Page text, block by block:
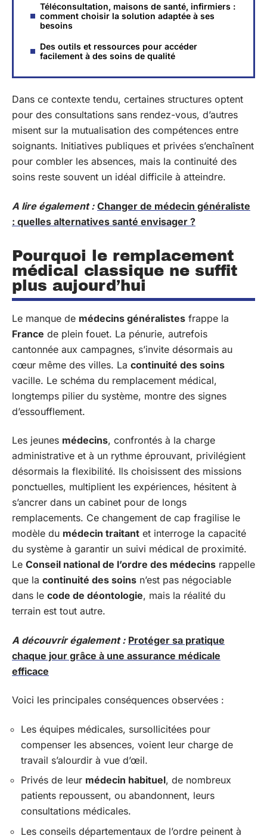
Téléconsultation, maisons de santé, infirmiers :
comment choisir la solution adaptée à ses
besoins
Des outils et ressources pour accéder
facilement à des soins de qualité
Dans ce contexte tendu, certaines structures optent
pour des consultations sans rendez-vous, d’autres
misent sur la mutualisation des compétences entre
soignants. Initiatives publiques et privées s’enchaînent
pour combler les absences, mais la continuité des
soins reste souvent un idéal difficile à atteindre.
A lire également : Changer de médecin généraliste
: quelles alternatives santé envisager ?
Pourquoi le remplacement
médical classique ne suffit
plus aujourd’hui
Le manque de médecins généralistes frappe la
France de plein fouet. La pénurie, autrefois
cantonnée aux campagnes, s’invite désormais au
cœur même des villes. La continuité des soins
vacille. Le schéma du remplacement médical,
longtemps pilier du système, montre des signes
d’essoufflement.
Les jeunes médecins, confrontés à la charge
administrative et à un rythme éprouvant, privilégient
désormais la flexibilité. Ils choisissent des missions
ponctuelles, multiplient les expériences, hésitent à
s’ancrer dans un cabinet pour de longs
remplacements. Ce changement de cap fragilise le
modèle du médecin traitant et interroge la capacité
du système à garantir un suivi médical de proximité.
Le Conseil national de l’ordre des médecins rappelle
que la continuité des soins n’est pas négociable
dans le code de déontologie, mais la réalité du
terrain est tout autre.
A découvrir également : Protéger sa pratique
chaque jour grâce à une assurance médicale
efficace
Voici les principales conséquences observées :
Les équipes médicales, sursollicitées pour
compenser les absences, voient leur charge de
travail s’alourdir à vue d’œil.
Privés de leur médecin habituel, de nombreux
patients repoussent, ou abandonnent, leurs
consultations médicales.
Les conseils départementaux de l’ordre peinent à